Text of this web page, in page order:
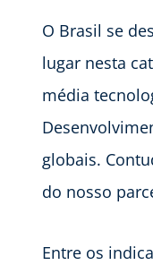
O Brasil se
lugar nesta
média
globais.
do nosso
Entre os